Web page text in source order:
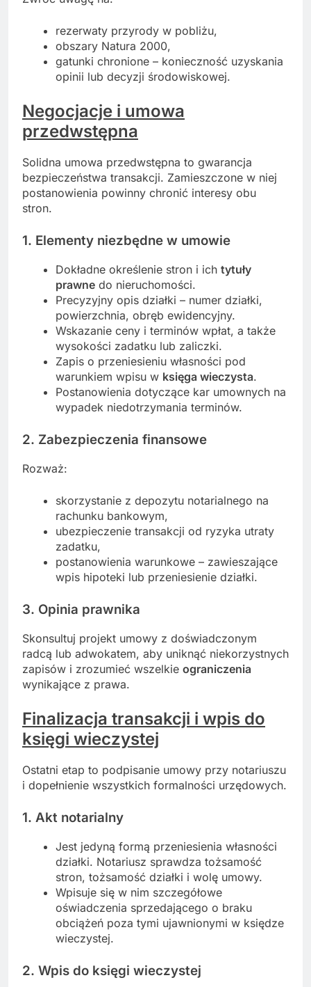
rezerwaty przyrody w pobliżu,
obszary Natura 2000,
gatunki chronione – konieczność uzyskania
opinii lub decyzji środowiskowej.
Negocjacje i umowa
przedwstępna
Solidna umowa przedwstępna to gwarancja
bezpieczeństwa transakcji. Zamieszczone w niej
postanowienia powinny chronić interesy obu
stron.
1. Elementy niezbędne w umowie
Dokładne określenie stron i ich tytuły
prawne do nieruchomości.
Precyzyjny opis działki – numer działki,
powierzchnia, obręb ewidencyjny.
Wskazanie ceny i terminów wpłat, a także
wysokości zadatku lub zaliczki.
Zapis o przeniesieniu własności pod
warunkiem wpisu w księga wieczysta.
Postanowienia dotyczące kar umownych na
wypadek niedotrzymania terminów.
2. Zabezpieczenia finansowe
Rozważ:
skorzystanie z depozytu notarialnego na
rachunku bankowym,
ubezpieczenie transakcji od ryzyka utraty
zadatku,
postanowienia warunkowe – zawieszające
wpis hipoteki lub przeniesienie działki.
3. Opinia prawnika
Skonsultuj projekt umowy z doświadczonym
radcą lub adwokatem, aby uniknąć niekorzystnych
zapisów i zrozumieć wszelkie ograniczenia
wynikające z prawa.
Finalizacja transakcji i wpis do
księgi wieczystej
Ostatni etap to podpisanie umowy przy notariuszu
i dopełnienie wszystkich formalności urzędowych.
1. Akt notarialny
Jest jedyną formą przeniesienia własności
działki. Notariusz sprawdza tożsamość
stron, tożsamość działki i wolę umowy.
Wpisuje się w nim szczegółowe
oświadczenia sprzedającego o braku
obciążeń poza tymi ujawnionymi w księdze
wieczystej.
2. Wpis do księgi wieczystej